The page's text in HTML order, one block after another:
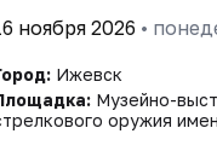
ноября 2026 •
Ижевск
Музейно-
оружия